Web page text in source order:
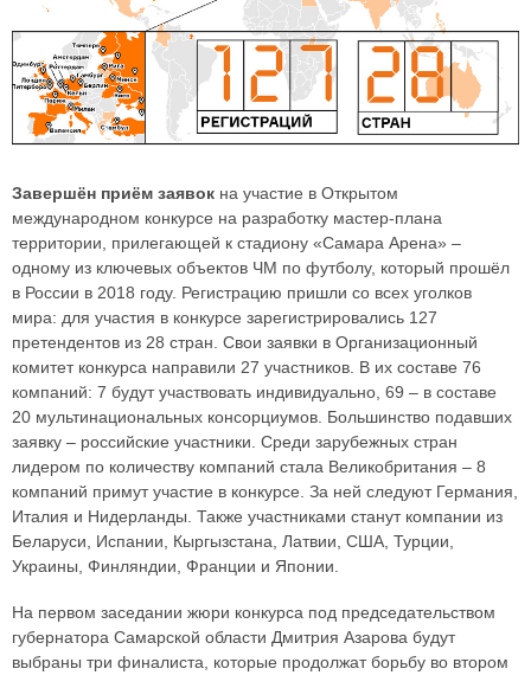
Завершён приём заявок на участие в Открытом
международном конкурсе на разработку мастер-плана
территории, прилегающей к стадиону «Самара Арена» –
одному из ключевых объектов ЧМ по футболу, который прошёл
в России в 2018 году. Регистрацию пришли со всех уголков
мира: для участия в конкурсе зарегистрировались 127
претендентов из 28 стран. Свои заявки в Организационный
комитет конкурса направили 27 участников. В их составе 76
компаний: 7 будут участвовать индивидуально, 69 – в составе
20 мультинациональных консорциумов. Большинство подавших
заявку – российские участники. Среди зарубежных стран
лидером по количеству компаний стала Великобритания – 8
компаний примут участие в конкурсе. За ней следуют Германия,
Италия и Нидерланды. Также участниками станут компании из
Беларуси, Испании, Кыргызстана, Латвии, США, Турции,
Украины, Финляндии, Франции и Японии.
На первом заседании жюри конкурса под председательством
губернатора Самарской области Дмитрия Азарова будут
выбраны три финалиста, которые продолжат борьбу во втором